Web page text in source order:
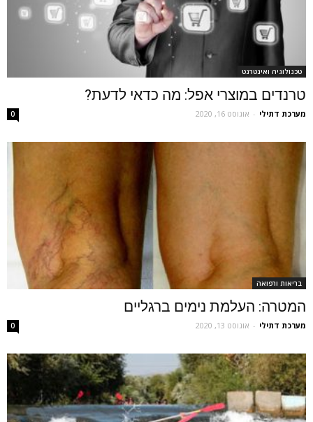
טכנולוגיה ואינטרנט
טרנדים במוצרי אפל: מה כדאי לדעת?
מערכת דתילי - אוגוסט 16, 2020 0
בריאות ורפואה
המטרה: העלמת נימים ברגליים
מערכת דתילי - אוגוסט 13, 2020 0